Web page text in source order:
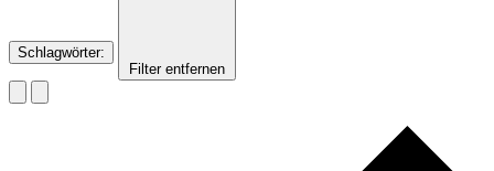
Schlagwörter:
Filter entfernen